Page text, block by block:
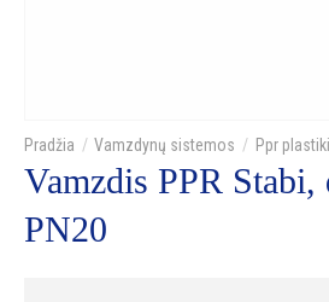
Vamzdynų sistemos Ppr
Vamzdis PPR
PN20